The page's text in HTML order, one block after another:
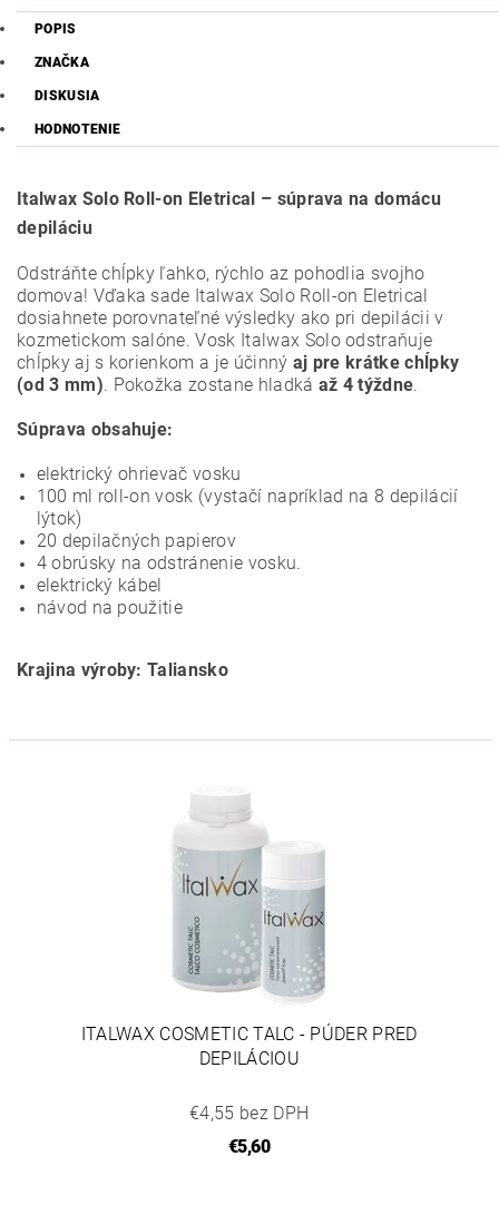
POPIS
ZNAČKA
DISKUSIA
HODNOTENIE
Italwax Solo Roll-on Eletrical – súprava na domácu
depiláciu
Odstráňte chĺpky ľahko, rýchlo az pohodlia svojho
domova! Vďaka sade Italwax Solo Roll-on Eletrical
dosiahnete porovnateľné výsledky ako pri depilácii v
kozmetickom salóne. Vosk Italwax Solo odstraňuje
chĺpky aj s korienkom a je účinný aj pre krátke chĺpky
(od 3 mm). Pokožka zostane hladká až 4 týždne.
Súprava obsahuje:
elektrický ohrievač vosku
100 ml roll-on vosk (vystačí napríklad na 8 depilácií
lýtok)
20 depilačných papierov
4 obrúsky na odstránenie vosku.
elektrický kábel
návod na použitie
Krajina výroby: Taliansko
ITALWAX COSMETIC TALC - PÚDER PRED
DEPILÁCIOU
€4,55 bez DPH
€5,60